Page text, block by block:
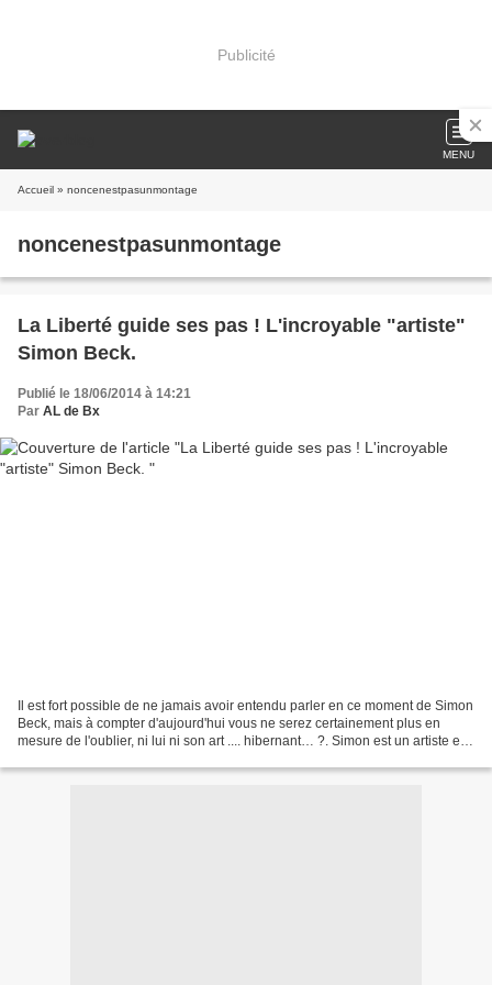
Publicité
MENU
Accueil » noncenestpasunmontage
noncenestpasunmontage
La Liberté guide ses pas ! L'incroyable "artiste"
Simon Beck.
Publié le 18/06/2014 à 14:21
Par AL de Bx
Il est fort possible de ne jamais avoir entendu parler en ce moment de Simon
Beck, mais à compter d'aujourd'hui vous ne serez certainement plus en
mesure de l'oublier, ni lui ni son art .... hibernant… ?. Simon est un artiste et